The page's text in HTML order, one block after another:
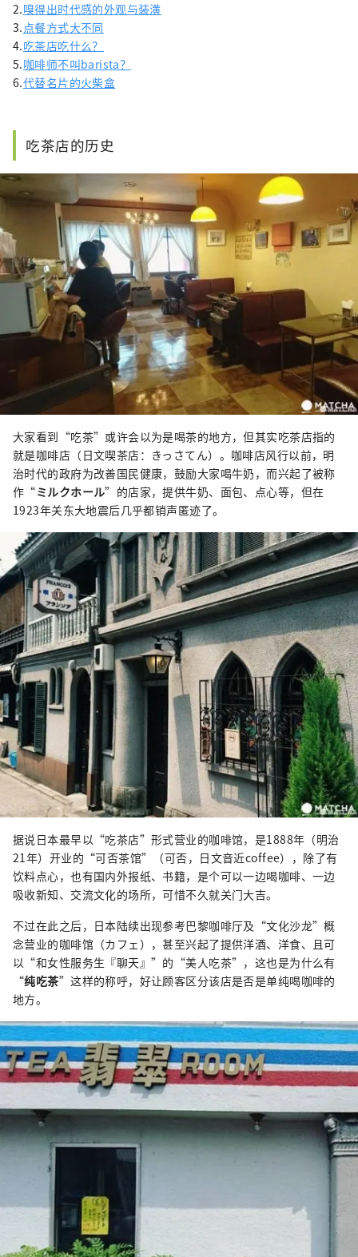
2.嗅得出时代感的外观与装潢
3.点餐方式大不同
4.吃茶店吃什么？
5.咖啡师不叫barista？
6.代替名片的火柴盒
吃茶店的历史
大家看到“吃茶”或许会以为是喝茶的地方，但其实吃茶店指的
就是咖啡店（日文喫茶店：きっさてん）。咖啡店风行以前，明
治时代的政府为改善国民健康，鼓励大家喝牛奶，而兴起了被称
作“ミルクホール”的店家，提供牛奶、面包、点心等，但在
1923年关东大地震后几乎都销声匿迹了。
据说日本最早以“吃茶店”形式营业的咖啡馆，是1888年（明治
21年）开业的“可否茶馆”（可否，日文音近coffee），除了有
饮料点心，也有国内外报纸、书籍，是个可以一边喝咖啡、一边
吸收新知、交流文化的场所，可惜不久就关门大吉。
不过在此之后，日本陆续出现参考巴黎咖啡厅及“文化沙龙”概
念营业的咖啡馆（カフェ），甚至兴起了提供洋酒、洋食、且可
以“和女性服务生『聊天』”的“美人吃茶”，这也是为什么有
“纯吃茶”这样的称呼，好让顾客区分该店是否是单纯喝咖啡的
地方。